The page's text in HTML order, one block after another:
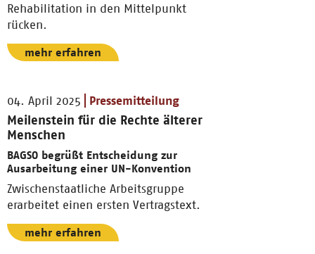
Rehabilitation in den Mittelpunkt
rücken.
mehr erfahren
04. April 2025 Pressemitteilung
Meilenstein für die Rechte älterer
Menschen
BAGSO begrüßt Entscheidung zur
Ausarbeitung einer UN-Konvention
Zwischenstaatliche Arbeitsgruppe
erarbeitet einen ersten Vertragstext.
mehr erfahren